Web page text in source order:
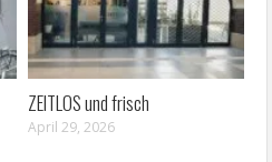
ZEITLOS und frisch
April 29, 2026